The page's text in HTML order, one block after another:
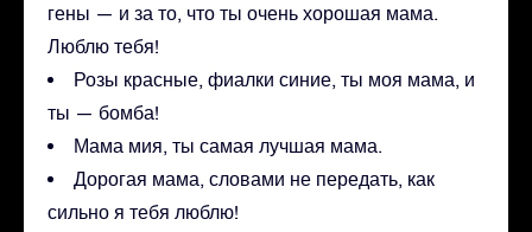
гены — и за то, что ты очень хорошая мама.
Люблю тебя!
Розы красные, фиалки синие, ты моя мама, и
ты — бомба!
Мама мия, ты самая лучшая мама.
Дорогая мама, словами не передать, как
сильно я тебя люблю!